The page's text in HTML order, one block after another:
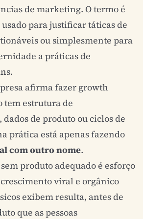
de marketing. O termo é
para justificar táticas de
ou simplesmente para
a práticas de
afirma fazer growth
tem estrutura de
de produto ou ciclos de
prática está apenas fazendo
com outro nome.
produto adequado é esforço
viral e orgânico
exibem resulta, antes de
que as pessoas